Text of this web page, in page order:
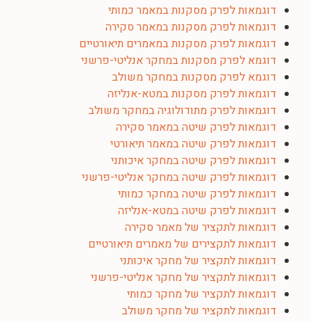
דוגמאות לפרק מסקנות במאמר כמותי
דוגמאות לפרק מסקנות במאמר סקירה
דוגמאות לפרק מסקנות במאמרים תיאורטיים
דוגמא לפרק מסקנות במחקר אנליטי-פרשני
דוגמא לפרק מסקנות במחקר משולב
דוגמאות לפרק מסקנות במטא-אנליזה
דוגמאות לפרק מתודולוגיה במחקר משולב
דוגמאות לפרק שיטה במאמר סקירה
דוגמאות לפרק שיטה במאמר תיאורטי
דוגמאות לפרק שיטה במחקר איכותני
דוגמאות לפרק שיטה במחקר אנליטי-פרשני
דוגמאות לפרק שיטה במחקר כמותי
דוגמאות לפרק שיטה במטא-אנליזה
דוגמאות לתקציר של מאמר סקירה
דוגמאות לתקצירים של מאמרים תיאורטיים
דוגמאות לתקציר של מחקר איכותני
דוגמאות לתקציר של מחקר אנליטי-פרשני
דוגמאות לתקציר של מחקר כמותי
דוגמאות לתקציר של מחקר משולב